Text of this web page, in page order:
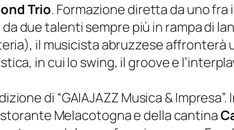
Trio. Formazione diretta da uno fra
due talenti sempre più in rampa di
il musicista abruzzese affronterà
in cui lo swing, il groove e
di “GAIAJAZZ Musica &
Melacotogna e della cantina